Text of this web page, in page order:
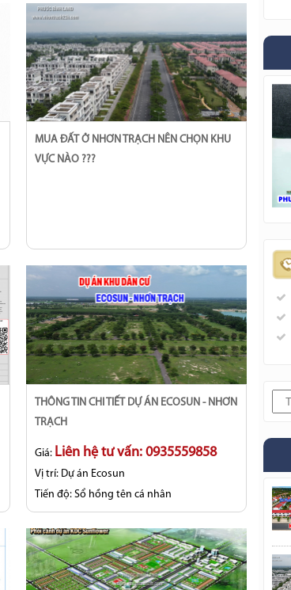
MUA ĐẤT Ở NHƠN TRẠCH NÊN CHỌN KHU
VỰC NÀO ???
THÔNG TIN CHI TIẾT DỰ ÁN ECOSUN - NHƠN
TRẠCH
Giá: Liên hệ tư vấn: 0935559858
Vị trí: Dự án Ecosun
Tiến độ: Sổ hồng tên cá nhân